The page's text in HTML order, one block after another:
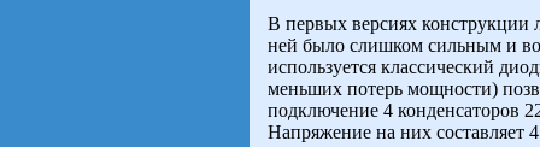
В первых версиях
ней было слишком сильным и
используется классический
меньших потерь мощности)
подключение 4 конденсаторов
Напряжение на них составляет